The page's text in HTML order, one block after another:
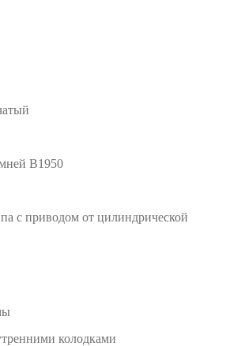
B1950
с приводом от цилиндрической
колодками